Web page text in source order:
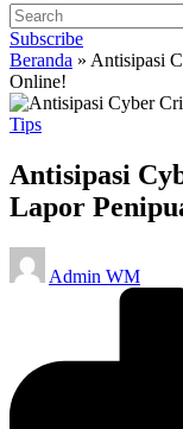
Subscribe
Beranda » Antisipasi
Online!
Posted
Tips
Antisipasi
Lapor
Posted
by
Admin WM